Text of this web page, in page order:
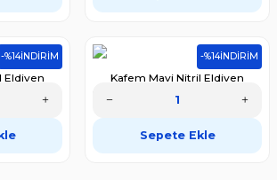
-%14İNDİRİM
Eldiven
X 5 Paket
-%14İNDİRİM
Kafem Mavi Nitril Eldiven
Pudrasız (XL) 100 Lü X 20 Paket
4.786,76 TL
Sepete Ekle